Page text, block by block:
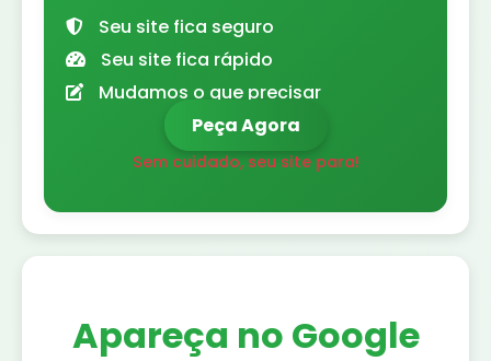
Seu site fica seguro
Seu site fica rápido
Mudamos o que precisar
Peça Agora
Sem cuidado, seu site para!
Apareça no Google